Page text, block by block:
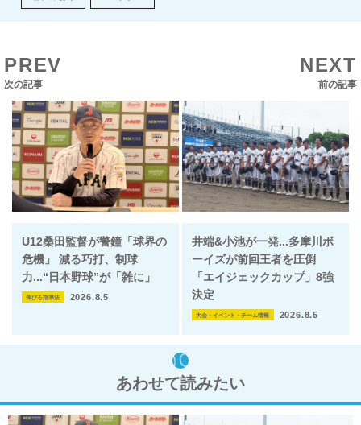
PREV
次の記事
NEXT
前の記事
U12桑田監督が警鐘「球界の
危機」 減る巧打、制球
力...“日本野球”が「雑に」
伸びる指導法 2026.8.5
井端&小池が一発...多摩川ボ
ーイズが前回王者を圧倒
「エイジェックカップ」8強
決定
大会・イベント・チーム情報 2026.8.5
あわせて読みたい